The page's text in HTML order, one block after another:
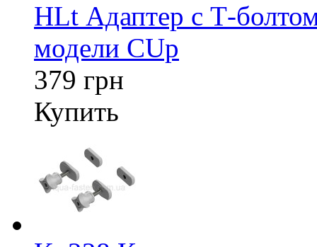
HLt Адаптер c Т-
модели CUp
379 грн
Купить